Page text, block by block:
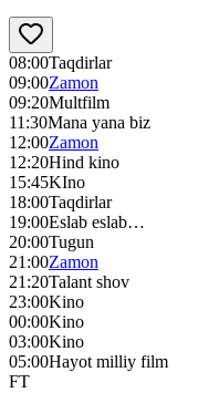
08:00Taqdirlar
09:00Zamon
09:20Multfilm
11:30Mana yana biz
12:00Zamon
12:20Hind kino
15:45KIno
18:00Taqdirlar
19:00Eslab eslab…
20:00Tugun
21:00Zamon
21:20Talant shov
23:00Kino
00:00Kino
03:00Kino
05:00Hayot milliy film
FT